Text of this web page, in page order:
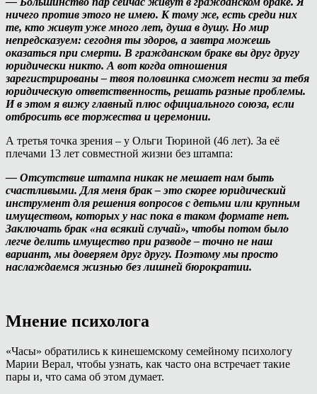
ничего против этого не имею. К тому же, есть среди них
те, кто живут уже много лет, душа в душу. Но мир
непредсказуем: сегодня ты здоров, а завтра можешь
оказаться при смерти. В гражданском браке вы друг другу
юридически никто. А вот когда отношения
зарегистрированы – твоя половинка сможет нести за тебя
юридическую ответственность, решать разные проблемы.
И в этом я вижу главный плюс официального союза, если
отбросить все торжества и церемонии.
А третья точка зрения – у Ольги Тюриной (46 лет). За её
плечами 13 лет совместной жизни без штампа:
— Отсутствие штампа никак не мешает нам быть
счастливыми. Для меня брак – это скорее юридический
инструмент для решения вопросов с детьми или крупным
имуществом, которых у нас пока в таком формате нет.
Заключать брак «на всякий случай», чтобы потом было
легче делить имущество при разводе – точно не наш
вариант, мы доверяем друг другу. Поэтому мы просто
наслаждаемся жизнью без лишней бюрократии.
Мнение психолога
«Часы» обратились к кинешемскому семейному психологу
Марии Верал, чтобы узнать, как часто она встречает такие
пары и, что сама об этом думает.